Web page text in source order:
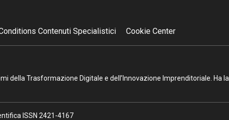
Contenuti Specialistici Cookie Center
della Trasformazione Digitale e dell’Innovazione Imprenditoriale. Ha
ISSN 2421-4167